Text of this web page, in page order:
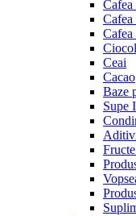
Cafea
Ceai
Cacao
Baze
Supe